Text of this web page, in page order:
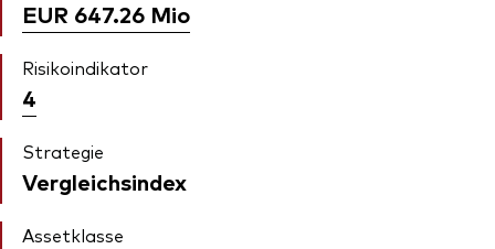
EUR 647.26 Mio
Risikoindikator
4
Strategie
Vergleichsindex
Assetklasse